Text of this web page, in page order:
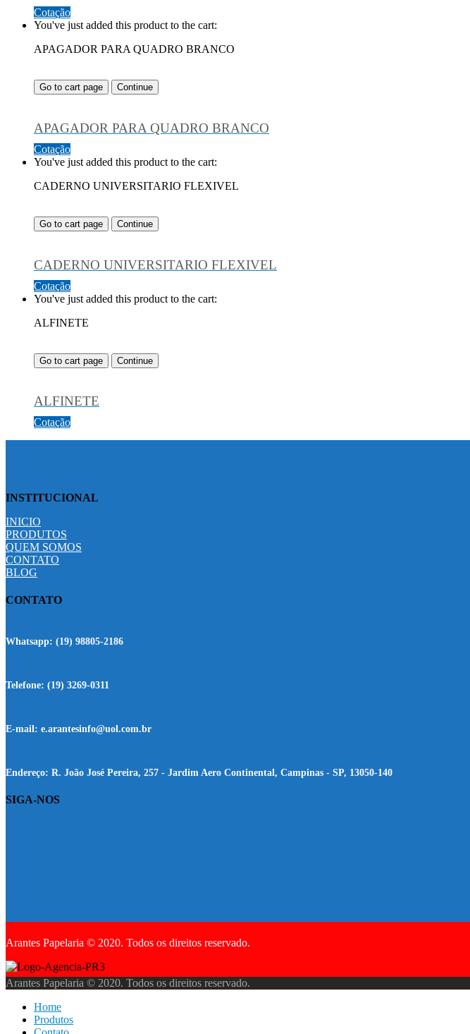
Cotação
You've just added this product to the cart:
APAGADOR PARA QUADRO BRANCO
Go to cart page Continue
APAGADOR PARA QUADRO BRANCO
Cotação
You've just added this product to the cart:
CADERNO UNIVERSITARIO FLEXIVEL
Go to cart page Continue
CADERNO UNIVERSITARIO FLEXIVEL
Cotação
You've just added this product to the cart:
ALFINETE
Go to cart page Continue
ALFINETE
Cotação
INSTITUCIONAL
INICIO
PRODUTOS
QUEM SOMOS
CONTATO
BLOG
CONTATO
Whatsapp: (19) 98805-2186
Telefone: (19) 3269-0311
E-mail: e.arantesinfo@uol.com.br
Endereço: R. João José Pereira, 257 - Jardim Aero Continental, Campinas - SP, 13050-140
SIGA-NOS
Arantes Papelaria © 2020. Todos os direitos reservado.
Arantes Papelaria © 2020. Todos os direitos reservado.
Home
Produtos